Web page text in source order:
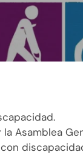
Asamblea